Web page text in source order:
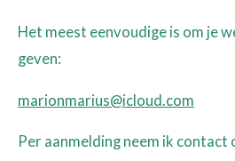
Het meest eenvoudige is om je
geven:
marionmarius@icloud.com
Per aanmelding neem ik contact